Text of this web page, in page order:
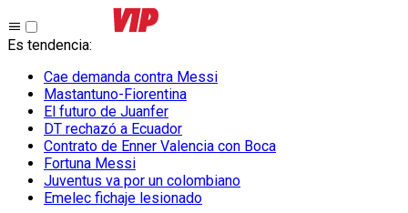
Es tendencia:
Cae demanda contra Messi
Mastantuno-Fiorentina
El futuro de Juanfer
DT rechazó a Ecuador
Contrato de Enner Valencia con Boca
Fortuna Messi
Juventus va por un colombiano
Emelec fichaje lesionado